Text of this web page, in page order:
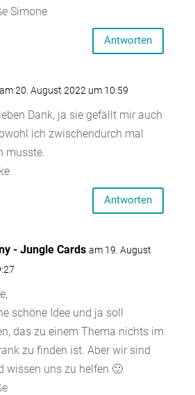
Simone
Antworten
am 20. August 2022 um 10:59
Dank, ja sie gefällt mir auch
ich zwischendurch mal
musste.
Antworten
- Jungle Cards am 19. August
schöne Idee und ja soll
das zu einem Thema nichts im
zu finden ist. Aber wir sind
wissen uns zu helfen 🙂